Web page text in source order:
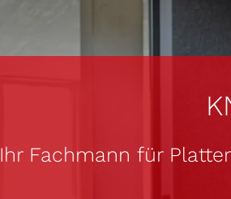
Ihr Fachmann für